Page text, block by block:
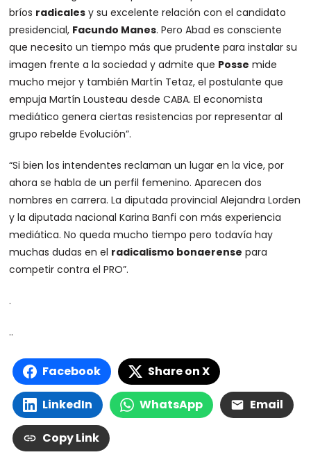
bríos radicales y su excelente relación con el candidato
presidencial, Facundo Manes. Pero Abad es consciente
que necesito un tiempo más que prudente para instalar su
imagen frente a la sociedad y admite que Posse mide
mucho mejor y también Martín Tetaz, el postulante que
empuja Martín Lousteau desde CABA. El economista
mediático genera ciertas resistencias por representar al
grupo rebelde Evolución”.
“Si bien los intendentes reclaman un lugar en la vice, por
ahora se habla de un perfil femenino. Aparecen dos
nombres en carrera. La diputada provincial Alejandra Lorden
y la diputada nacional Karina Banfi con más experiencia
mediática. No queda mucho tiempo pero todavía hay
muchas dudas en el radicalismo bonaerense para
competir contra el PRO”.
.
..
Facebook Share on X
LinkedIn WhatsApp Email
Copy Link